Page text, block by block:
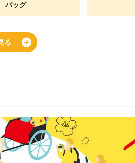
バッグ
る